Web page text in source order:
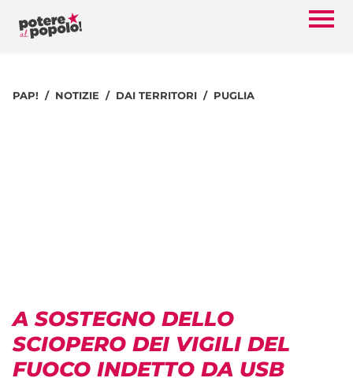
PAP! NOTIZIE DAI TERRITORI PUGLIA
A SOSTEGNO DELLO
SCIOPERO DEI VIGILI DEL
FUOCO INDETTO DA USB